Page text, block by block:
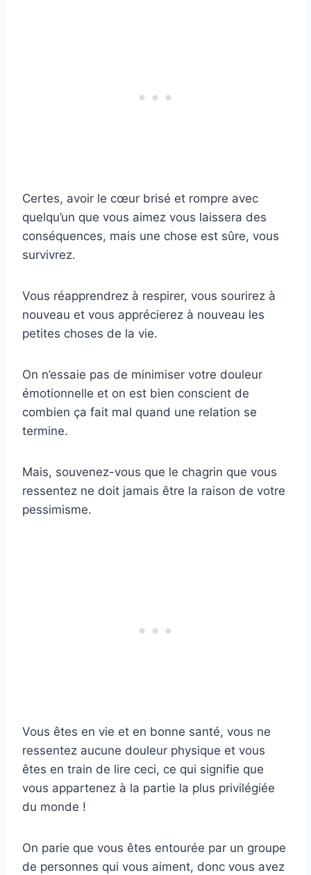
Certes, avoir le cœur brisé et rompre avec
quelqu’un que vous aimez vous laissera des
conséquences, mais une chose est sûre, vous
survivrez.
Vous réapprendrez à respirer, vous sourirez à
nouveau et vous apprécierez à nouveau les
petites choses de la vie.
On n’essaie pas de minimiser votre douleur
émotionnelle et on est bien conscient de
combien ça fait mal quand une relation se
termine.
Mais, souvenez-vous que le chagrin que vous
ressentez ne doit jamais être la raison de votre
pessimisme.
Vous êtes en vie et en bonne santé, vous ne
ressentez aucune douleur physique et vous
êtes en train de lire ceci, ce qui signifie que
vous appartenez à la partie la plus privilégiée
du monde !
On parie que vous êtes entourée par un groupe
de personnes qui vous aiment, donc vous avez